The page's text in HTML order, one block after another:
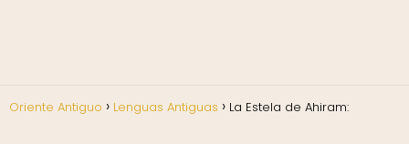
Oriente Antiguo Lenguas Antiguas La Estela de Ahiram: